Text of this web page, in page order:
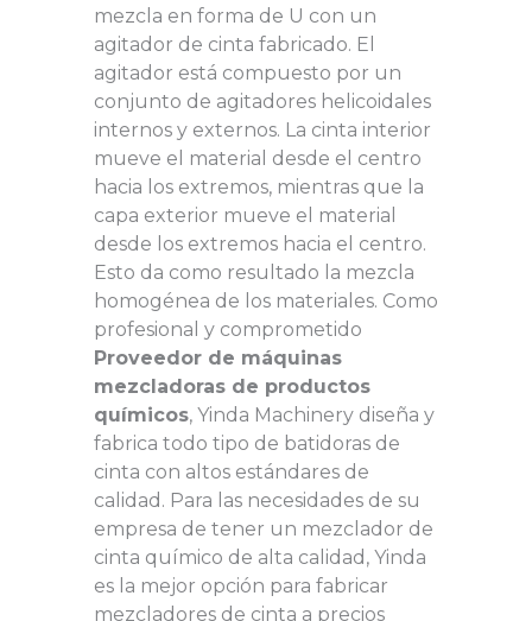
mezcla en forma de U con un
agitador de cinta fabricado. El
agitador está compuesto por un
conjunto de agitadores helicoidales
internos y externos. La cinta interior
mueve el material desde el centro
hacia los extremos, mientras que la
capa exterior mueve el material
desde los extremos hacia el centro.
Esto da como resultado la mezcla
homogénea de los materiales. Como
profesional y comprometido
Proveedor de máquinas
mezcladoras de productos
químicos, Yinda Machinery diseña y
fabrica todo tipo de batidoras de
cinta con altos estándares de
calidad. Para las necesidades de su
empresa de tener un mezclador de
cinta químico de alta calidad, Yinda
es la mejor opción para fabricar
mezcladores de cinta a precios